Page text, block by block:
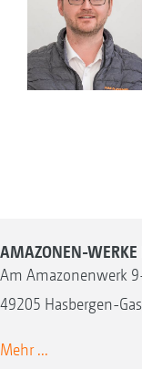
AMAZONEN-WERKE
Am Amazonenwerk
49205 Hasbergen-
Mehr ...